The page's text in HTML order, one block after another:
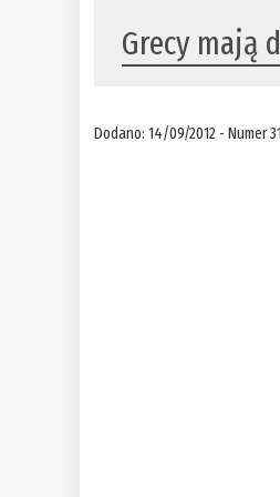
Grecy mają
Dodano: 14/09/2012 - Numer